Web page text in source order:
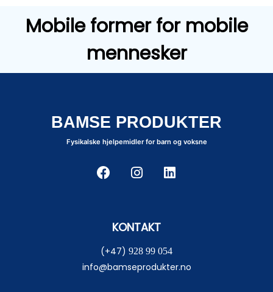
Mobile former for mobile
mennesker
BAMSE PRODUKTER
Fysikalske hjelpemidler for barn og voksne
KONTAKT
(+47) 928 99 054
info@bamseprodukter.no